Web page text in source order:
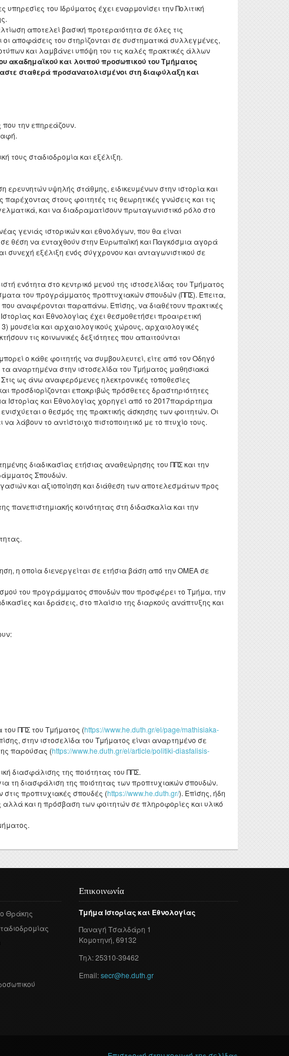
και
Προπτυχιακών
Εργασιών
Διδακτορικών
Εκπόνησης
του Ιδρύματος έχει εναρμονίσει την Πολιτική
αποτελεί βασική προτεραιότητα σε όλες τις
αποφάσεις του στηρίζονται σε συστηματικά συλλεγμένες,
και λαμβάνει υπόψη του τις καλές πρακτικές άλλων
ακαδημαϊκού και λοιπού προσωπικού του Τμήματος
σταθερά προσανατολισμένοι στη διαφύλαξη και
την επηρεάζουν.
τους σταδιοδρομία και εξέλιξη.
υψηλής στάθμης, ειδικευμένων στην ιστορία και
στους φοιτητές τις θεωρητικές γνώσεις και τις
και να διαδραματίσουν πρωταγωνιστικό ρόλο στο
γενιάς ιστορικών και εθνολόγων, που θα είναι
σε θέση να ενταχθούν στην Ευρωπαϊκή και Παγκόσμια αγορά
συνεχή εξέλιξη ενός σύγχρονου και ανταγωνιστικού σε
ενότητα στο κεντρικό μενού της ιστοσελίδας του Τμήματος
του προγράμματος προπτυχιακών σπουδών (ΠΠΣ). Έπειτα,
που αναφέρονται παραπάνω. Επίσης, να διαθέτουν πρακτικές
και Εθνολογίας έχει θεσμοθετήσει προαιρετική
μουσεία και αρχαιολογικούς χώρους, αρχαιολογικές
τις κοινωνικές δεξιότητες που απαιτούνται
ο κάθε φοιτητής να συμβουλευτεί, είτε από τον Οδηγό
τα αναρτημένα στην ιστοσελίδα του Τμήματος μαθησιακά
ως άνω αναφερόμενες ηλεκτρονικές τοποθεσίες
επακριβώς πρόσθετες δραστηριότητες
Ιστορίας και Εθνολογίας χορηγεί από το 2017παράρτημα
ο θεσμός της πρακτικής άσκησης των φοιτητών. Οι
το αντίστοιχο πιστοποιητικό με το πτυχίο τους.
διαδικασίας ετήσιας αναθεώρησης του ΠΠΣ και την
Σπουδών.
και αξιοποίηση και διάθεση των αποτελεσμάτων προς
κοινότητας στη διδασκαλία και την
η οποία διενεργείται σε ετήσια βάση από την ΟΜΕΑ σε
του προγράμματος σπουδών που προσφέρει το Τμήμα, την
και δράσεις, στο πλαίσιο της διαρκούς ανάπτυξης και
ΠΠΣ του Τμήματος (https://www.he.duth.gr/el/page/mathisiaka-
στην ιστοσελίδα του Τμήματος είναι αναρτημένο σε
παρούσας (https://www.he.duth.gr/el/article/politiki-diasfalisis-
διασφάλισης της ποιότητας του ΠΠΣ.
τη διασφάλιση της ποιότητας των προπτυχιακών σπουδών.
προπτυχιακές σπουδές (https://www.he.duth.gr/). Επίσης, ήδη
αλλά και η πρόσβαση των φοιτητών σε πληροφορίες και υλικό
Θράκης
Επικοινωνία
ΤμήμαΙστορίαςκαι Εθνολογίας
Παναγή Τσαλδάρη 1
Κομοτηνή, 69132
Τηλ: 25310-39462
Email:secr@he.duth.gr